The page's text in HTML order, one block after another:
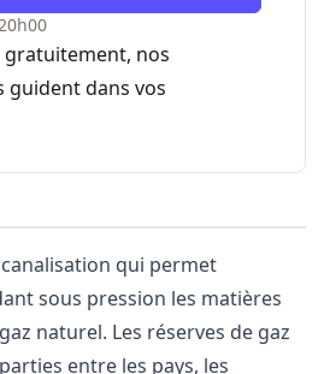
gratuitement, nos
guident dans vos
qui permet
sous pression les matières
naturel. Les réserves de gaz
entre les pays, les